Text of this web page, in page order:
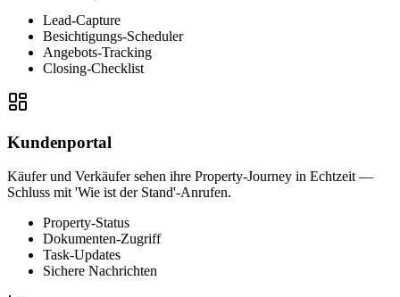
Lead-Capture
Besichtigungs-Scheduler
Angebots-Tracking
Closing-Checklist
Kundenportal
Käufer und Verkäufer sehen ihre Property-Journey in Echtzeit —
Schluss mit 'Wie ist der Stand'-Anrufen.
Property-Status
Dokumenten-Zugriff
Task-Updates
Sichere Nachrichten